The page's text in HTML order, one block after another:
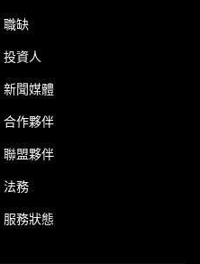
職缺
投資人
新聞媒體
合作夥伴
聯盟夥伴
法務
服務狀態